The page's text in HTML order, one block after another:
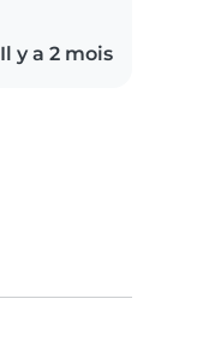
Il y a 2 mois